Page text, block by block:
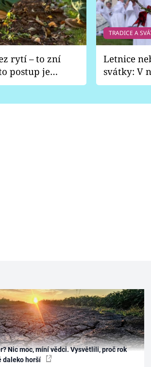
rytí – to zní
postup je
některé
TRADICE A
Letnice
svátky: V
pondělí
Nic moc, míní vědci. Vysvětlili, proč rok
daleko horší